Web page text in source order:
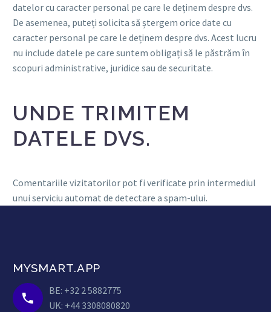
datelor cu caracter personal pe care le deținem despre dvs.
De asemenea, puteți solicita să ștergem orice date cu
caracter personal pe care le deținem despre dvs. Acest lucru
nu include datele pe care suntem obligați să le păstrăm în
scopuri administrative, juridice sau de securitate.
UNDE TRIMITEM
DATELE DVS.
Comentariile vizitatorilor pot fi verificate prin intermediul
unui serviciu automat de detectare a spam-ului.
MYSMART.APP


BE: +32 2 5882775
UK: +44 3308080820